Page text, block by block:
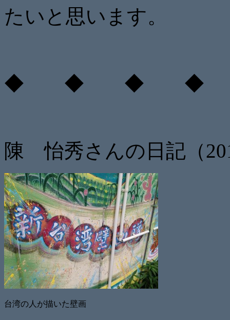
たいと思います。
◆ ◆ ◆ ◆
陳 怡秀さんの日記（
台湾の人が描いた壁画